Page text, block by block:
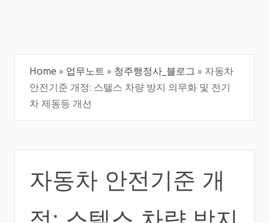
Home » 업무노트 » 청주행정사_블로그 » 자동차
안전기준 개정: 스텔스 차량 방지 의무화 및 전기
차 제동등 개선
자동차 안전기준 개